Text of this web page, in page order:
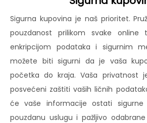
Sigurna kupovina je naš prioritet.
pouzdanost prilikom svake online
enkripcijom podataka i sigurnim
možete biti sigurni da je vaša
početka do kraja. Vaša privatnost
posvećeni zaštiti vaših ličnih
će vaše informacije ostati sigurne
pouzdanu uslugu i pažljivo